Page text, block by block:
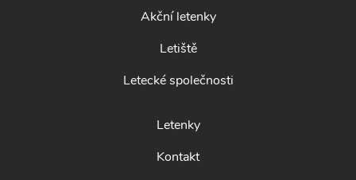
Akční letenky
Letiště
Letecké společnosti
Letenky
Kontakt